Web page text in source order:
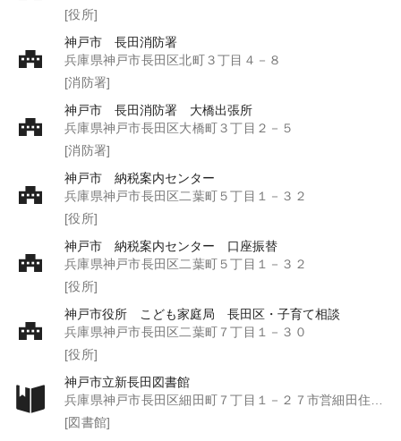
[役所]
神戸市 長田消防署
兵庫県神戸市長田区北町３丁目４－８
[消防署]
神戸市 長田消防署 大橋出張所
兵庫県神戸市長田区大橋町３丁目２－５
[消防署]
神戸市 納税案内センター
兵庫県神戸市長田区二葉町５丁目１－３２
[役所]
神戸市 納税案内センター 口座振替
兵庫県神戸市長田区二葉町５丁目１－３２
[役所]
神戸市役所 こども家庭局 長田区・子育て相談
兵庫県神戸市長田区二葉町７丁目１－３０
[役所]
神戸市立新長田図書館
兵庫県神戸市長田区細田町７丁目１－２７市営細田住宅２階
[図書館]